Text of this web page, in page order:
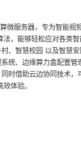
微服务器，专为智能视
，能够轻松应对各类
、智慧校园 以及智慧
统、边缘算力盒配置管
时借助云边协同技术，
体验。